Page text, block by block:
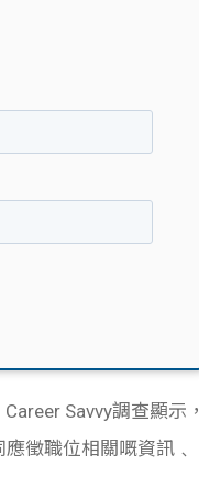
Savvy調查顯示，
徵職位相關嘅資訊﹑